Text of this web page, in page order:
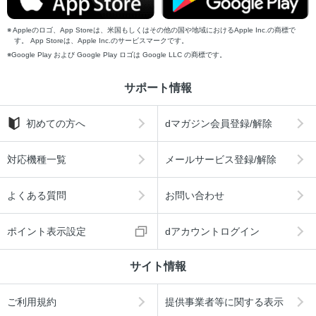
Appleのロゴ、App Storeは、米国もしくはその他の国や地域におけるApple Inc.の商標で
す。 App Storeは、Apple Inc.のサービスマークです。
Google Play および Google Play ロゴは Google LLC の商標です。
サポート情報
初めての方へ dマガジン会員登録/解除
対応機種一覧 メールサービス登録/解除
よくある質問 お問い合わせ
ポイント表示設定 dアカウントログイン
サイト情報
ご利用規約 提供事業者等に関する表示